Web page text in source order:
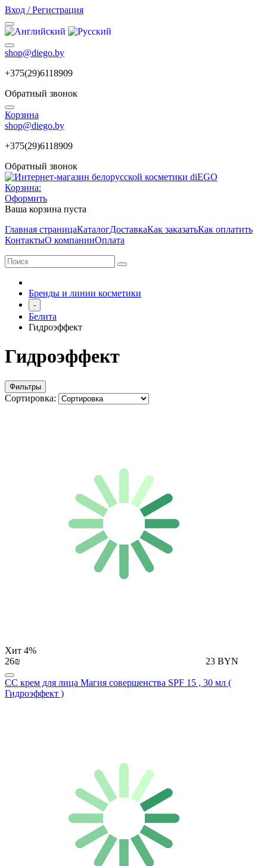
Вход / Регистрация
shop@diego.by
+375(29)6118909
Обратный звонок
Корзина
shop@diego.by
+375(29)6118909
Обратный звонок
Корзина:
Оформить
Ваша корзина пуста
Главная страницаКаталогДоставкаКак заказатьКак оплатить
КонтактыО компанииОплата
Бренды и линии косметики
-
Белита
Гидроэффект
Гидроэффект
Фильтры
Сортировка:
Хит 4%
26₪
23 BYN
СС крем для лица Магия совершенства SPF 15 , 30 мл (
Гидроэффект )